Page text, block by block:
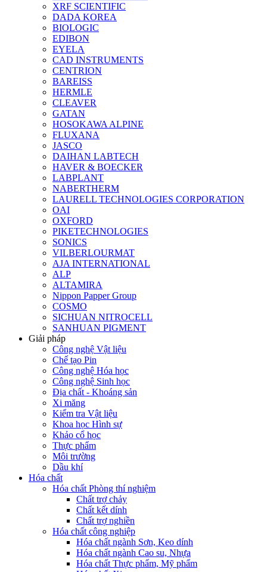
XRF SCIENTIFIC
DADA KOREA
BIOLOGIC
EDIBON
EYELA
CAD INSTRUMENTS
CENTRION
BAREISS
HERMLE
CLEAVER
GATAN
HOSOKAWA ALPINE
FLUXANA
JASCO
DAIHAN LABTECH
HAVER & BOECKER
LABPLANT
NABERTHERM
LAURELL TECHNOLOGIES CORPORATION
OAI
OXFORD
PIKETECHNOLOGIES
SONICS
VILBERLOURMAT
AJA INTERNATIONAL
ALP
ALTAMIRA
Nippon Papper Group
COSMO
SICHUAN NITROCELL
SANHUAN PIGMENT
Giải pháp
Công nghệ Vật liệu
Chế tạo Pin
Công nghệ Hóa học
Công nghệ Sinh học
Địa chất - Khoáng sản
Xi măng
Kiểm tra Vật liệu
Khoa học Hình sự
Khảo cổ học
Thực phẩm
Môi trường
Dầu khí
Hóa chất
Hóa chất Phòng thí nghiệm
Chất trợ chảy
Chất kết dính
Chất trợ nghiền
Hóa chất công nghiệp
Hóa chất ngành Sơn, Keo dính
Hóa chất ngành Cao su, Nhựa
Hóa chất Thực phẩm, Mỹ phẩm